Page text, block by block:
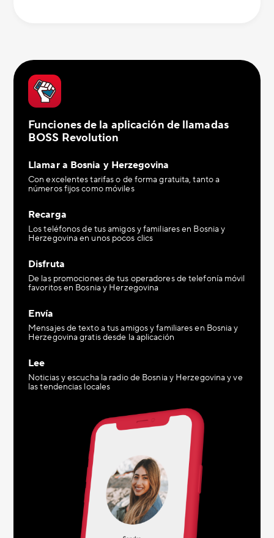
Funciones de la aplicación de llamadas
BOSS Revolution
Llamar a Bosnia y Herzegovina
Con excelentes tarifas o de forma gratuita, tanto a
números fijos como móviles
Recarga
Los teléfonos de tus amigos y familiares en Bosnia y
Herzegovina en unos pocos clics
Disfruta
De las promociones de tus operadores de telefonía móvil
favoritos en Bosnia y Herzegovina
Envía
Mensajes de texto a tus amigos y familiares en Bosnia y
Herzegovina gratis desde la aplicación
Lee
Noticias y escucha la radio de Bosnia y Herzegovina y ve
las tendencias locales